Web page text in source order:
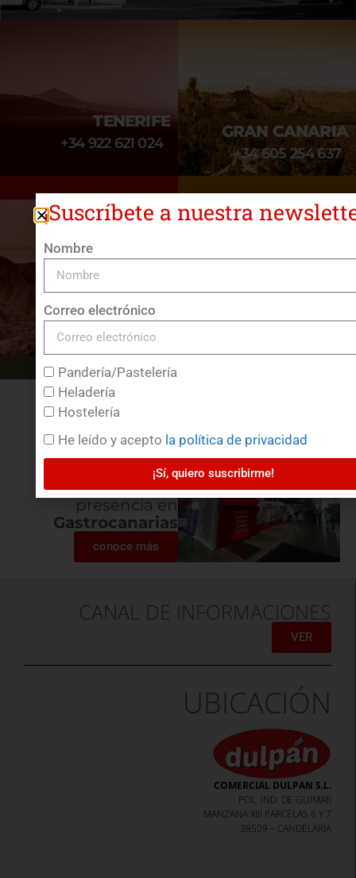
TENERIFE
+34 922 621 024
GRAN CANARIA
+34 605 254 637
LA GOMERA
+34 922 617 252
Así fue
nuestra
presencia en
Gastrocanarias
conoce más
CANAL DE INFORMACIONES
VER
UBICACIÓN
COMERCIAL DULPAN S.L.
POL. IND. DE GUIMAR
MANZANA XIII PARCELAS 6 Y 7
38509 – CANDELARIA
¡Suscríbete a nuestra
Nombre
Correo electrónico
Pandería/Pastelería
Heladería
Hostelería
He leído y acepto la política de privacidad
¡Sí, quiero suscribirme!